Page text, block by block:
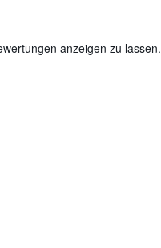
anzeigen zu lassen.